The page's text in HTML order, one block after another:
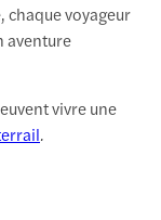
chaque voyageur
aventure
vivre une
.